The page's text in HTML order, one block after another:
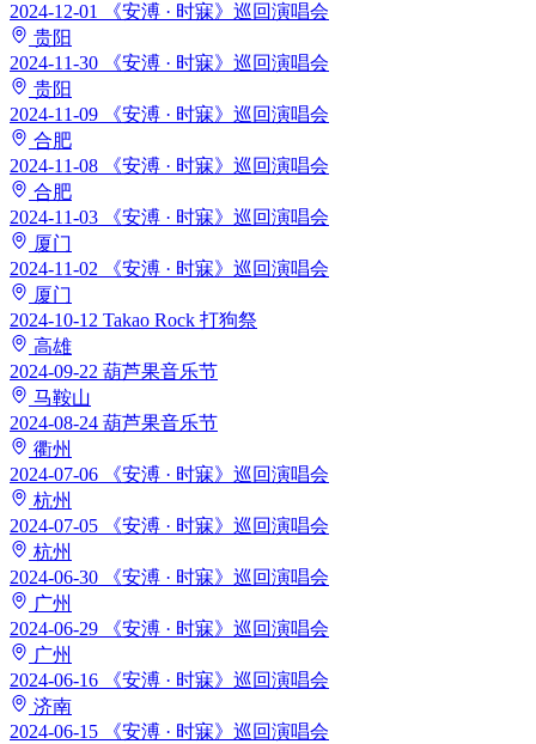
2024-12-01
《安溥 · 时寐》巡回演唱会
贵阳
2024-11-30
《安溥 · 时寐》巡回演唱会
贵阳
2024-11-09
《安溥 · 时寐》巡回演唱会
合肥
2024-11-08
《安溥 · 时寐》巡回演唱会
合肥
2024-11-03
《安溥 · 时寐》巡回演唱会
厦门
2024-11-02
《安溥 · 时寐》巡回演唱会
厦门
2024-10-12 Takao Rock 打狗祭
高雄
2024-09-22 葫芦果音乐节
马鞍山
2024-08-24 葫芦果音乐节
衢州
2024-07-06
《安溥 · 时寐》巡回演唱会
杭州
2024-07-05
《安溥 · 时寐》巡回演唱会
杭州
2024-06-30
《安溥 · 时寐》巡回演唱会
广州
2024-06-29
《安溥 · 时寐》巡回演唱会
广州
2024-06-16
《安溥 · 时寐》巡回演唱会
济南
2024-06-15
《安溥 · 时寐》巡回演唱会